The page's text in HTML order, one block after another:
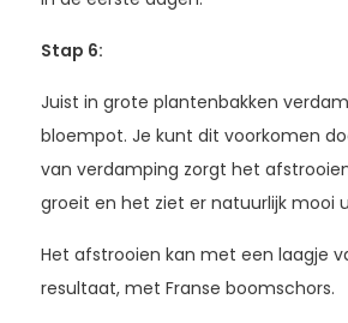
Stap 6:
Juist in grote plantenbakken
bloempot. Je kunt dit voorkomen
van verdamping zorgt het
groeit en het ziet er natuurlijk mooi
Het afstrooien kan met een laagje
resultaat, met Franse boomschors.